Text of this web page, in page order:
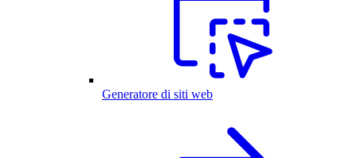
Generatore di siti web